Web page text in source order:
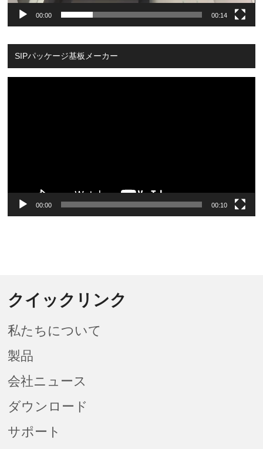
00:00 00:14
SIPパッケージ基板メーカー
00:00 00:10
クイックリンク
私たちについて
製品
会社ニュース
ダウンロード
サポート